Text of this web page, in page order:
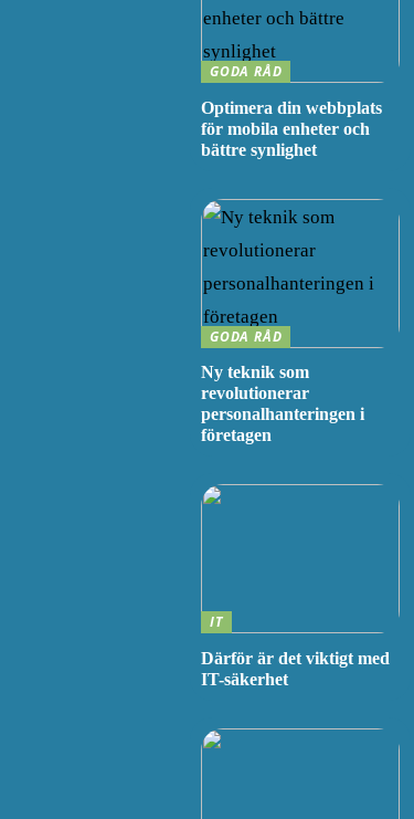
GODA RÅD
Optimera din webbplats
för mobila enheter och
bättre synlighet
GODA RÅD
Ny teknik som
revolutionerar
personalhanteringen i
företagen
IT
Därför är det viktigt med
IT-säkerhet